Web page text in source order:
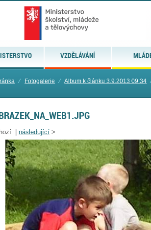
VZDĚLÁVÁNÍ
⁄ Fotogalerie ⁄ Album k článku 3.9.2013 09:34
| následující >